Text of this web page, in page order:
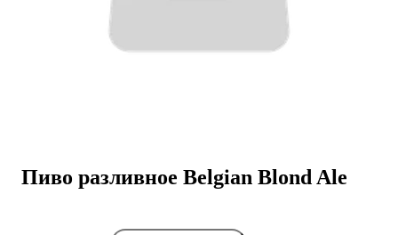
Пиво разливное Belgian Blond Ale